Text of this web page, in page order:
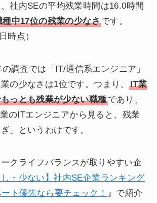
社内SEの平均残業時間は16.0時間
種中17位の残業の少なさです。
時点）
調査では「IT/通信系エンジニア」
の少なさは1位です。つまり、
IT業
っとも残業が少ない職種であり、
のITエンジニアから見ると、残業
」というわけです。
クライフバランスが取りやすい企
し・少ない】社内SE企業ランキング
ト優先なら要チェック！ 』で紹介